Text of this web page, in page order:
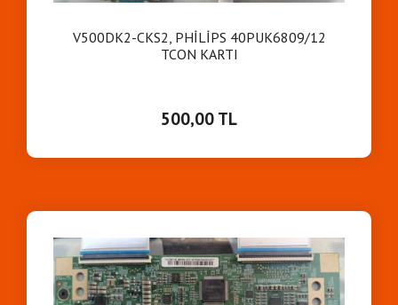
V500DK2-CKS2, PHİLİPS 40PUK6809/12
TCON KARTI
500,00 TL